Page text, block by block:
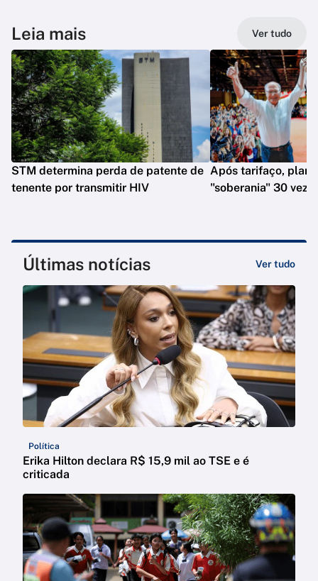
Leia mais Ver tudo
STM determina perda de patente de
tenente por transmitir HIV
Após tarifaço,
"soberania" 30
Últimas notícias Ver tudo
Política
Erika Hilton declara R$ 15,9 mil ao TSE e é
criticada